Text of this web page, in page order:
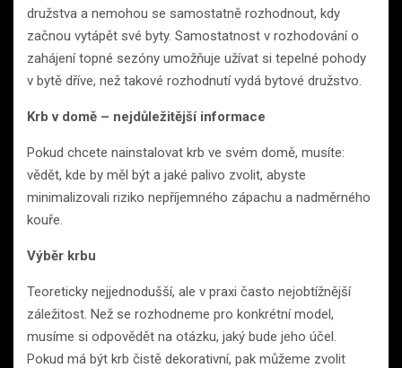
družstva a nemohou se samostatně rozhodnout, kdy
začnou vytápět své byty. Samostatnost v rozhodování o
zahájení topné sezóny umožňuje užívat si tepelné pohody
v bytě dříve, než takové rozhodnutí vydá bytové družstvo.
Krb v domě – nejdůležitější informace
Pokud chcete nainstalovat krb ve svém domě, musíte:
vědět, kde by měl být a jaké palivo zvolit, abyste
minimalizovali riziko nepříjemného zápachu a nadměrného
kouře.
Výběr krbu
Teoreticky nejjednodušší, ale v praxi často nejobtížnější
záležitost. Než se rozhodneme pro konkrétní model,
musíme si odpovědět na otázku, jaký bude jeho účel.
Pokud má být krb čistě dekorativní, pak můžeme zvolit